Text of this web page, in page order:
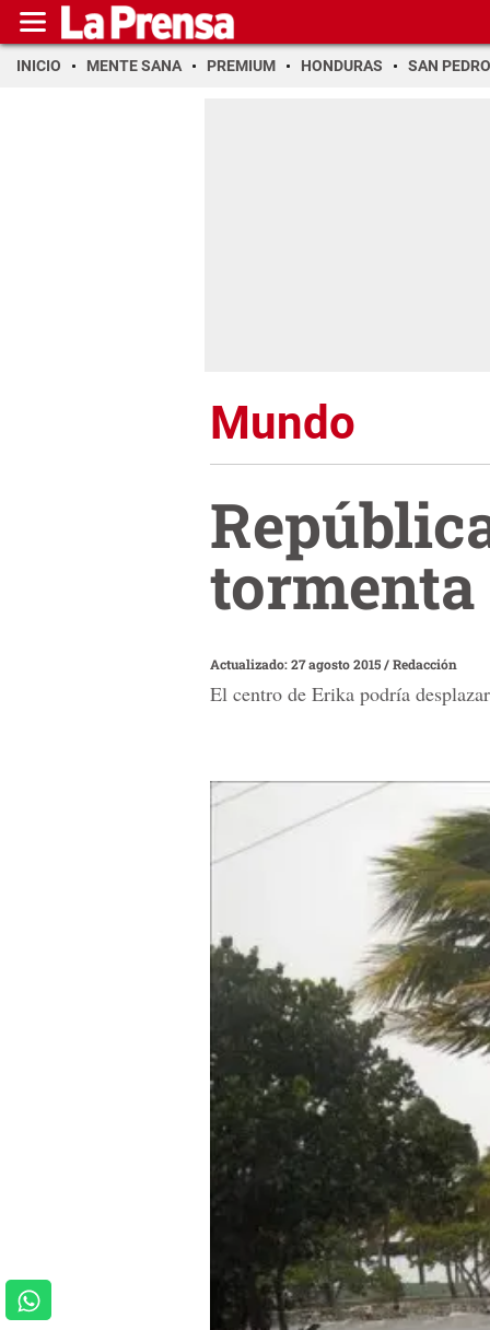
INICIO MENTE SANA PREMIUM HONDURAS SAN PEDRO
Mundo
Actualizado: 27 agosto 2015/Redacción
El centro de Erika podría